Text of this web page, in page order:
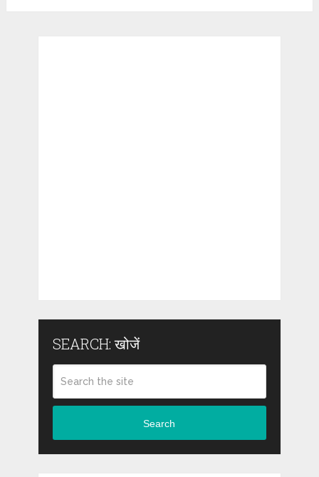
SEARCH: खोजें
Search